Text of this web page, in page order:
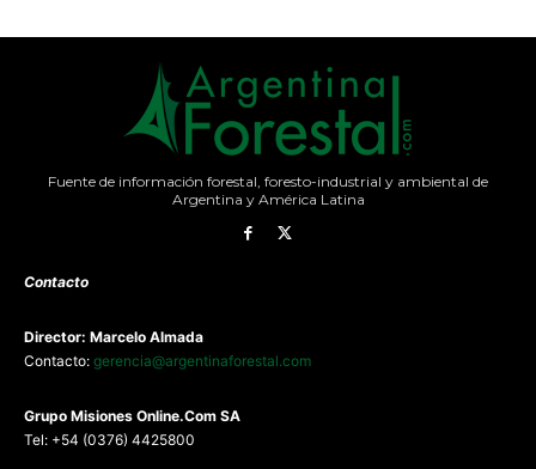
Fuente de información forestal, foresto-industrial y ambiental de
Argentina y América Latina
Contacto
Director: Marcelo Almada
Contacto: gerencia@argentinaforestal.com
Grupo Misiones Online.Com SA
Tel: +54 (0376) 4425800